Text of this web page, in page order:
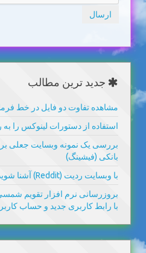
ارسال
جدید ترین مطالب
مشاهده تفاوت دو فایل در خط
استفاده از دستورات لینوکس را به
بررسی یک نمونه وبسایت جعلی
بانکی (فیشینگ)
با وبسایت ردیت (Reddit) آشنا شوید
بروزرسانی نرم افزار تقویم
با رابط کاربری جدید و حساب